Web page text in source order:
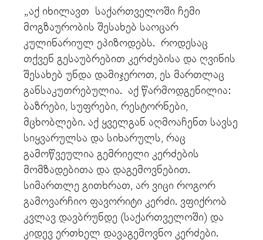
„აქ იხილავთ საქართველოში ჩემი
მოგზაურობის შესახებ საოცარ
კულინარიულ ეპიზოდებს. როდესაც
თქვენ გესაუბრებით კერძებისა და ღვინის
შესახებ უნდა დამიჯეროთ, ეს მართლაც
განსაკუთრებულია. აქ წარმოდგენილია:
ბაზრები, სუფრები, რესტორნები,
მცხობლები. აქ ყველგან აღმოაჩენთ სავსე
სიყვარულსა და სიხარულს, რაც
გამოწვეულია გემრიელი კერძების
მომზადებითა და დაგემოვნებით.
სიმართლე გითხრათ, არ ვიცი როგორ
გამოვარჩიო ფავორიტი კერძი. ვფიქრობ
კვლავ დავბრუნდე (საქართველოში) და
კიდევ ერთხელ დავაგემოვნო კერძები.